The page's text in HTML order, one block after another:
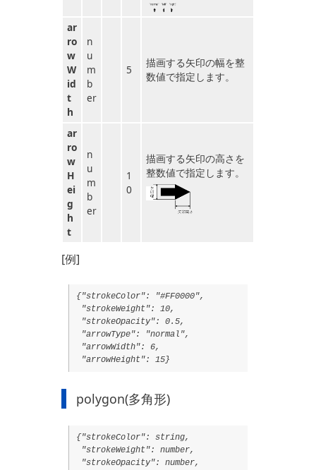
ar
ro
w
W
id
t
h
n
u
m
b
er
5
描画する矢印の幅を整
数値で指定します。
ar
ro
w
H
ei
g
h
t
n
u
m
b
er
1
0
描画する矢印の高さを
整数値で指定します。
[例]
{"strokeColor": "#FF0000",
"strokeWeight": 10,
"strokeOpacity": 0.5,
"arrowType": "normal",
"arrowWidth": 6,
"arrowHeight": 15}
polygon(多角形)
{"strokeColor": string,
"strokeWeight": number,
"strokeOpacity": number,